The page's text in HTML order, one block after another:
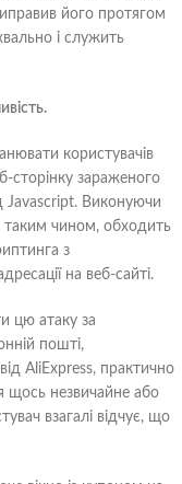
його протягом
і служить
користувачів
сторінку зараженого
Javascript. Виконуючи
таким чином, обходить
з
на веб-сайті.
цю атаку за
пошті,
AliExpress, практично
щось незвичайне або
взагалі відчує, що